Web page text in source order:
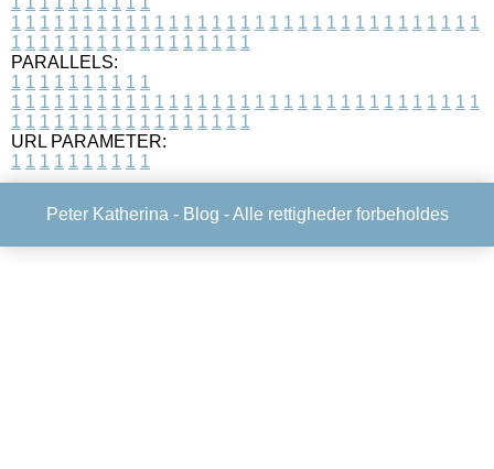
1 1 1 1 1 1 1 1 1 1 1 1 1 1 1 1 1 1 1 1 1 1 1 1 1 1 1 1 1 1 1 1 1
1 1 1 1 1 1 1 1 1 1 1 1 1 1 1 1 1
PARALLELS:
1 1 1 1 1 1 1 1 1 1
1 1 1 1 1 1 1 1 1 1 1 1 1 1 1 1 1 1 1 1 1 1 1 1 1 1 1 1 1 1 1 1 1
1 1 1 1 1 1 1 1 1 1 1 1 1 1 1 1 1
URL PARAMETER:
1 1 1 1 1 1 1 1 1 1
Peter Katherina - Blog - Alle rettigheder forbeholdes